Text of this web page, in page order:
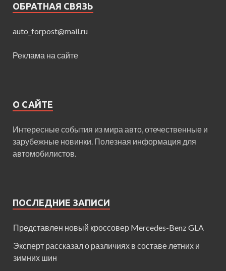
ОБРАТНАЯ СВЯЗЬ
auto_forpost@mail.ru
Реклама на сайте
О САЙТЕ
Интересные события из мира авто, отечественные и
зарубежные новинки. Полезная информация для
автомобилистов.
ПОСЛЕДНИЕ ЗАПИСИ
Представлен новый кроссовер Mercedes-Benz GLA
Эксперт рассказал о различиях в составе летних и
зимних шин